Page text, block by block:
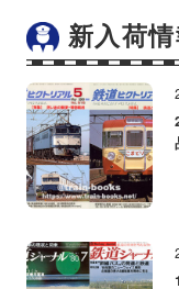
新入荷